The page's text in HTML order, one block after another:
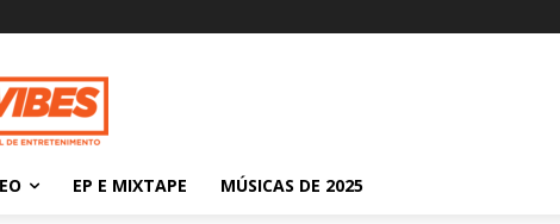
EP E MIXTAPE MÚSICAS DE 2025